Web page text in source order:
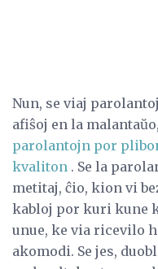
Nun, se viaj
afiŝoj en la
parolantojn por
kvaliton . Se la
metitaj, ĉio, kion vi
kabloj por kuri kune
unue, ke via ricevilo
akomodi. Se jes,